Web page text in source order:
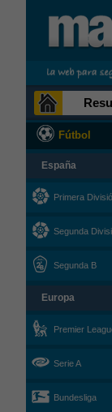
Fútbol
España
Primera
Segunda
Segunda B
Europa
Premier
Serie A
Bundesliga